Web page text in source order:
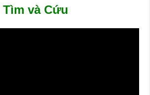
Tìm và Cứu